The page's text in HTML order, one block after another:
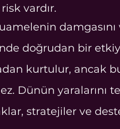
vardır.
doğrudan bir
kurtulur, ancak
Dünün yaralarını
stratejiler ve